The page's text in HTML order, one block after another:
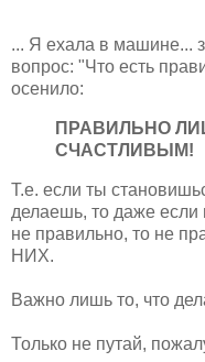
... Я ехала в машине...
вопрос: "Что есть
осенило:
ПРАВИЛЬНО
СЧАСТЛИВЫМ!
Т.е. если ты
делаешь, то даже если
не правильно, то не
НИХ.
Важно лишь то, что
Только не путай,